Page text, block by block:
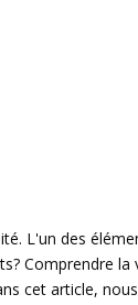
L'un des
Comprendre la
cet article,